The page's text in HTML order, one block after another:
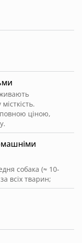
собака (≈ 10-
всіх тварин;
ціною,